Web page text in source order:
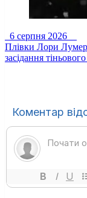
6 серпня 2026
Плівки Лори
засідання